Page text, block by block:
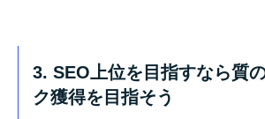
3. SEO上位を目指すなら質
ク獲得を目指そう